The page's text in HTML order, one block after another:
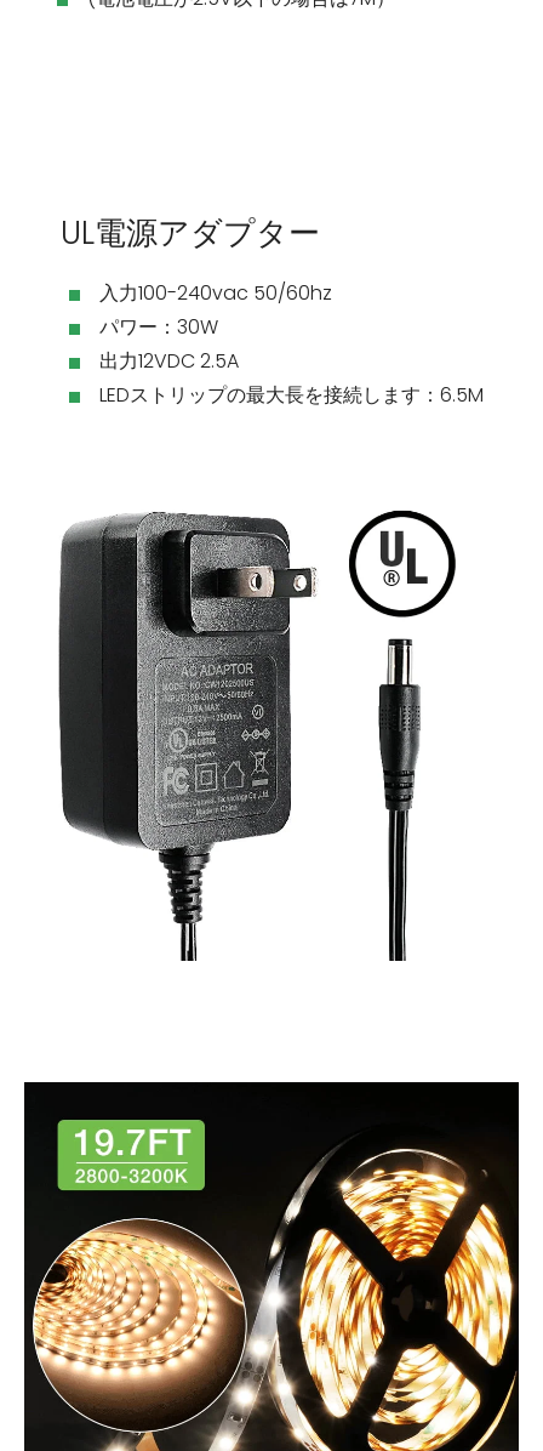
UL電源アダプター
入力100-240vac 50/60hz
パワー：30W
出力12VDC 2.5A
LEDストリップの最大長を接続します：6.5M